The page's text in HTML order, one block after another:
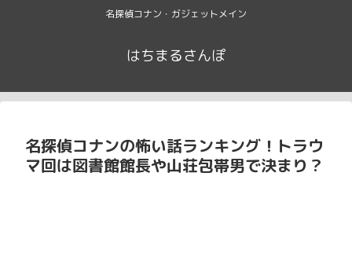
名探偵コナン・ガジェットメイン
はちまるさんぽ
名探偵コナンの怖い話ランキング！トラウ
マ回は図書館館長や山荘包帯男で決まり？